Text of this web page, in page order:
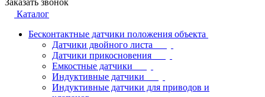
Заказать звонок
Каталог
Бесконтактные датчики положения объекта
Датчики двойного листа
Датчики прикосновения
Емкостные датчики
Индуктивные датчики
Индуктивные датчики для приводов и